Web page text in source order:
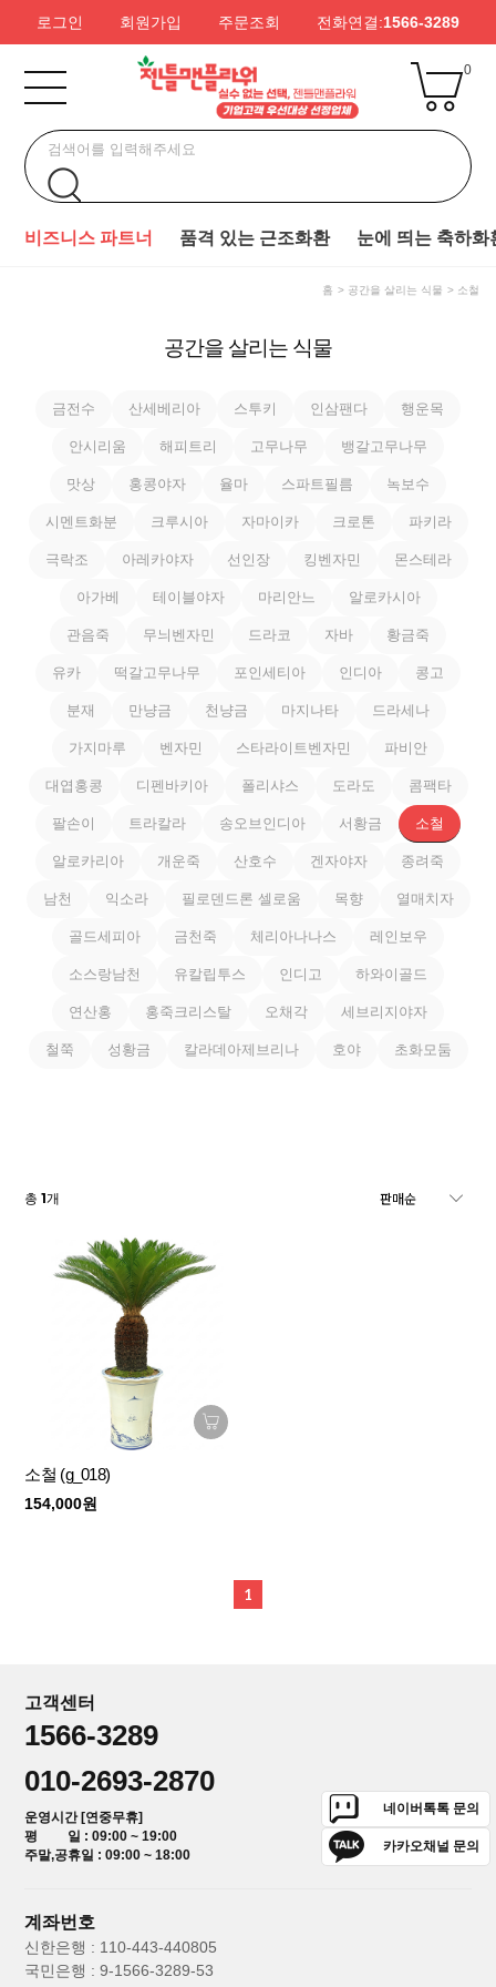
로그인 회원가입 주문조회 전화연결:1566-3289
0
비즈니스 파트너 품격 있는 근조화환 눈에 띄는 축하화
홈 공간을 살리는 식물 소철
공간을 살리는 식물
금전수 산세베리아 스투키 인삼팬다 행운목
안시리움 해피트리 고무나무 뱅갈고무나무
맛상 홍콩야자 율마 스파트필름 녹보수
시멘트화분 크루시아 자마이카 크로톤 파키라
극락조 아레카야자 선인장 킹벤자민 몬스테라
아가베 테이블야자 마리안느 알로카시아
관음죽 무늬벤자민 드라코 자바 황금죽
유카 떡갈고무나무 포인세티아 인디아 콩고
분재 만냥금 천냥금 마지나타 드라세나
가지마루 벤자민 스타라이트벤자민 파비안
대엽홍콩 디펜바키아 폴리샤스 도라도 콤팩타
팔손이 트라칼라 송오브인디아 서황금 소철
알로카리아 개운죽 산호수 겐자야자 종려죽
남천 익소라 필로덴드론 셀로움 목향 열매치자
골드세피아 금천죽 체리아나나스 레인보우
소스랑남천 유칼립투스 인디고 하와이골드
연산홍 홍죽크리스탈 오채각 세브리지야자
철쭉 성황금 칼라데아제브리나 호야 초화모둠
총1개
소철 (g_018)
154,000원
1
고객센터
1566-3289
010-2693-2870
운영시간 [연중무휴]
평 일 : 09:00 ~ 19:00
주말,공휴일 : 09:00 ~ 18:00
네이버톡톡 문의
카카오채널 문의
계좌번호
신한은행 : 110-443-440805
국민은행 : 9-1566-3289-53